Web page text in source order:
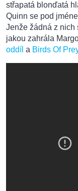
střapatá blonďatá
Quinn se pod
Jenže žádná z nich
jakou zahrála
oddíl a Birds Of